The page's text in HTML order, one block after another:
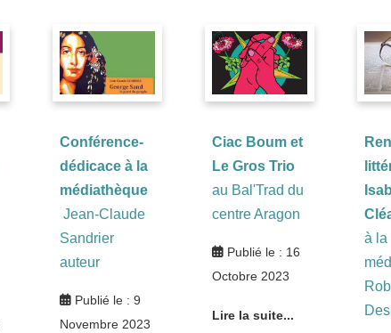
Conférence-
dédicace à la
médiathèque
Jean-Claude
Sandrier
auteur
Publié le : 9
Novembre 2023
Ciac Boum et
Le Gros Trio
au Bal'Trad du
centre Aragon
Publié le : 16
Octobre 2023
Lire la suite...
à la